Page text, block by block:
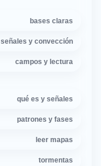
bases claras
señales y convección
campos y lectura
qué es y señales
patrones y fases
leer mapas
tormentas